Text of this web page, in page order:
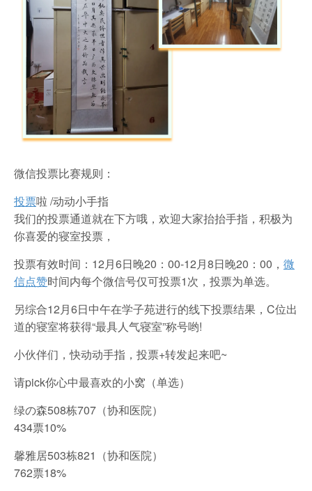
微信投票比赛规则：
投票啦 /动动小手指
我们的投票通道就在下方哦，欢迎大家抬抬手指，积极为
你喜爱的寝室投票，
投票有效时间：12月6日晚20：00-12月8日晚20：00， 微
信点赞时间内每个微信号仅可投票1次，投票为单选。
另综合12月6日中午在学子苑进行的线下投票结果，C位出
道的寝室将获得“最具人气寝室”称号哟!
小伙伴们，快动动手指，投票+转发起来吧~
请pick你心中最喜欢的小窝（单选）
绿の森508栋707（协和医院）
434票10%
馨雅居503栋821（协和医院）
762票18%